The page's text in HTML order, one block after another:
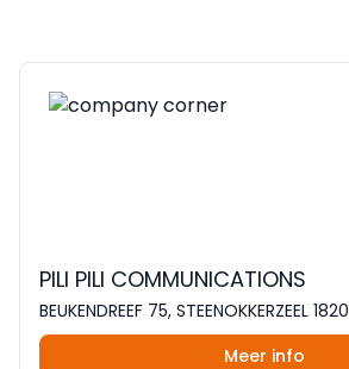
PILI PILI COMMUNICATIONS
BEUKENDREEF 75, STEENOKKERZEEL 1820
Meer info